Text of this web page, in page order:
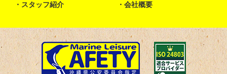
スタッフ紹介 会社概要